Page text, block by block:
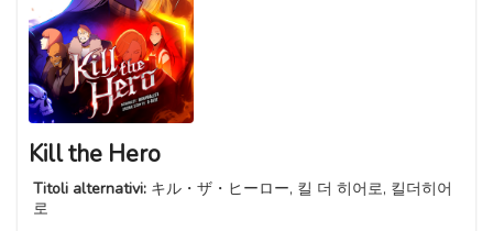
Kill the Hero
Titoli alternativi: キル・ザ・ヒーロー, 킬 더 히어로, 킬더히어
로